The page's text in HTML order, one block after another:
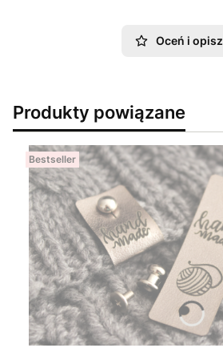
Oceń i opisz
Produkty powiązane
Bestseller